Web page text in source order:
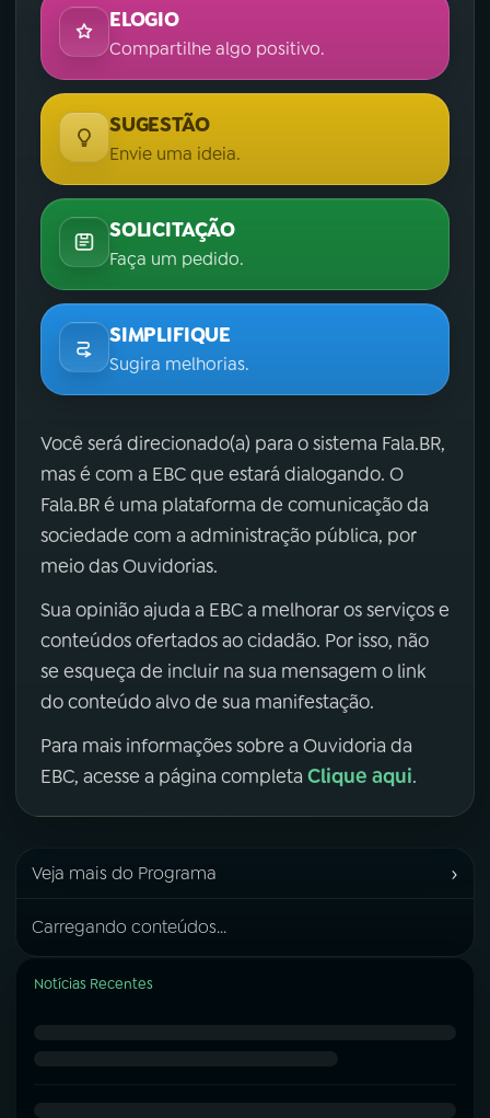
ELOGIO
Compartilhe algo positivo.
SUGESTÃO
Envie uma ideia.
SOLICITAÇÃO
Faça um pedido.
SIMPLIFIQUE
Sugira melhorias.
Você será direcionado(a) para o sistema Fala.BR,
mas é com a EBC que estará dialogando. O
Fala.BR é uma plataforma de comunicação da
sociedade com a administração pública, por
meio das Ouvidorias.
Sua opinião ajuda a EBC a melhorar os serviços e
conteúdos ofertados ao cidadão. Por isso, não
se esqueça de incluir na sua mensagem o link
do conteúdo alvo de sua manifestação.
Para mais informações sobre a Ouvidoria da
EBC, acesse a página completa Clique aqui.
Veja mais do Programa ›
Carregando conteúdos...
Notícias Recentes